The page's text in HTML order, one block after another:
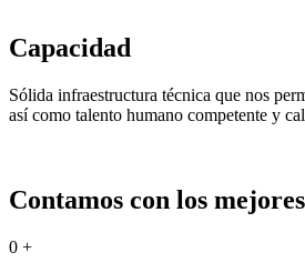
Capacidad
Sólida infraestructura técnica que nos
así como talento humano competente y
Contamos con los
0 +